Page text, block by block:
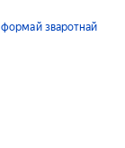
формай зваротнай